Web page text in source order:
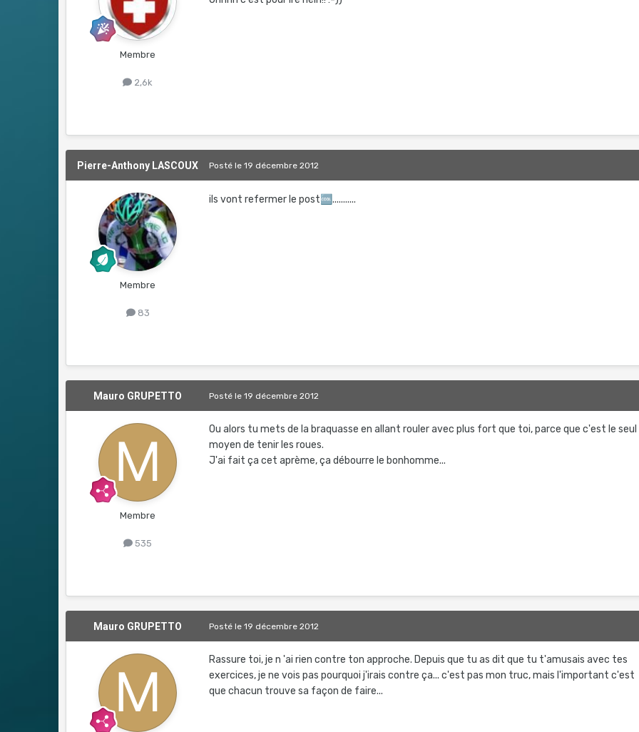
Membre
2,6k
Pierre-Anthony LASCOUX
Membre
83
Postéle 19 décembre 2012
ils vont refermer le post🆒...........
Mauro GRUPETTO
Membre
535
Postéle 19 décembre 2012
Ou alors tu mets de la braquasse en allant rouler avec plus fort que toi, parce que c'est le seul
moyen de tenir les roues.
J'ai fait ça cet aprème, ça débourre le bonhomme...
Mauro GRUPETTO Postéle 19 décembre 2012
Rassure toi, je n 'ai rien contre ton approche. Depuis que tu as dit que tu t'amusais avec tes
exercices, je ne vois pas pourquoi j'irais contre ça... c'est pas mon truc, mais l'important c'est
que chacun trouve sa façon de faire...